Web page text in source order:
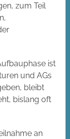
zum Teil
ist
und AGs
bleibt
bislang oft
an